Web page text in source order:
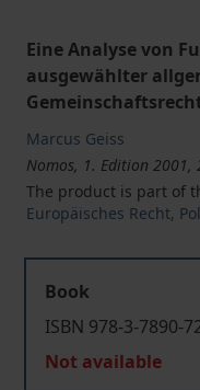
Eine Analyse von
ausgewählter
Marcus Geiss
Nomos, 1. Edition 2001,
The product is part of
Europäisches Recht,
Book
ISBN 978-3-7890-
Not available